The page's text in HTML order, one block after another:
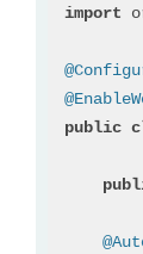
import
public